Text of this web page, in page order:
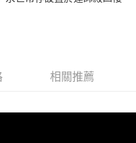
大哥付你分期系統評分，恕無
相關推薦